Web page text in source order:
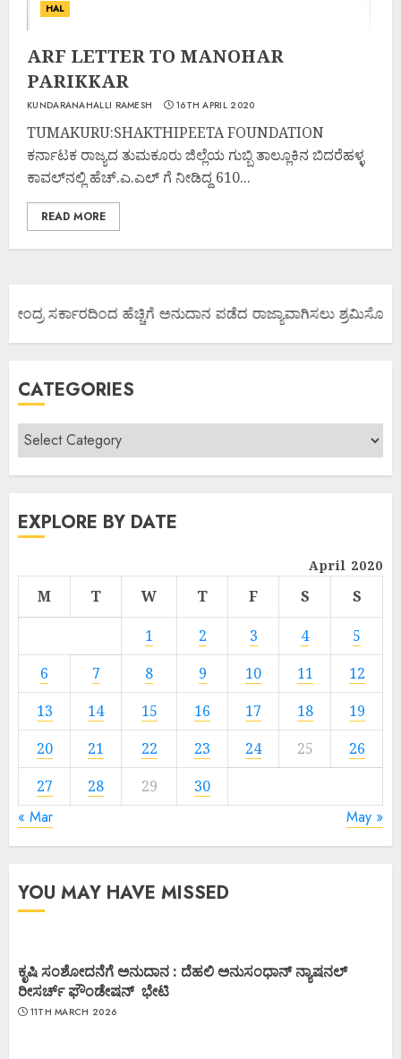
HAL
ARF LETTER TO MANOHAR
PARIKKAR
KUNDARANAHALLI RAMESH 16TH APRIL 2020
TUMAKURU:SHAKTHIPEETA FOUNDATION
ಕರ್ನಾಟಕ ರಾಜ್ಯದ ತುಮಕೂರು ಜಿಲ್ಲೆಯ ಗುಬ್ಬಿ ತಾಲ್ಲೂಕಿನ ಬಿದರೆಹಳ್ಳ
ಕಾವಲ್‌ನಲ್ಲಿ ಹೆಚ್.ಎ.ಎಲ್ ಗೆ ನೀಡಿದ್ದ 610...
READ MORE
ಸರ್ಕಾರದಿಂದ ಹೆಚ್ಚಿಗೆ ಅನುದಾನ ಪಡೆದ ರಾಜ್ಯಾವಾಗಿಸಲು ಶ್ರಮಿಸೋಣ
CATEGORIES
EXPLORE BY DATE
April 2020
M T W T F S
S
1
2 3 4
5
6
7 8 9 10 11
12
13
14 15 16 17 18
19
20
21 22 23 24 25
26
27
28 29 30
« Mar May »
YOU MAY HAVE MISSED
ಕೃಷಿ ಸಂಶೋದನೆಗೆ ಅನುದಾನ : ದೆಹಲಿ ಅನುಸಂಧಾನ್ ನ್ಯಾಷನಲ್
ರೀಸರ್ಚ್ ಫೌಂಡೇಷನ್ ಭೇಟಿ
11TH MARCH 2026